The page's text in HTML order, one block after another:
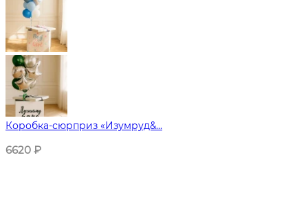
Коробка-сюрприз «Изумруд&...
6620 ₽